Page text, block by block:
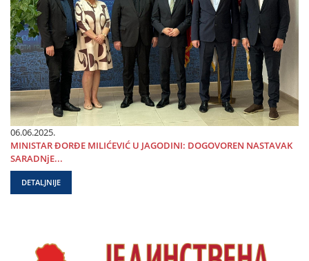
06.06.2025.
MINISTAR ĐORĐE MILIĆEVIĆ U ЈAGODINI: DOGOVOREN NASTAVAK
SARADNjE...
DETALJNIJE